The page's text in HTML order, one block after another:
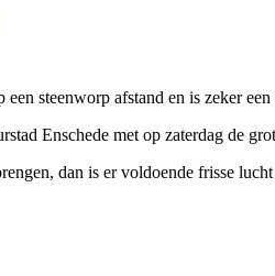
een steenworp afstand en is zeker
Enschede met op zaterdag de
dan is er voldoende frisse